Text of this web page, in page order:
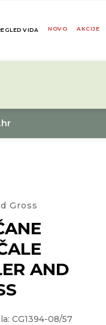
VIDA NOVO AKCIJE
Gross
AND
CG1394-08/57